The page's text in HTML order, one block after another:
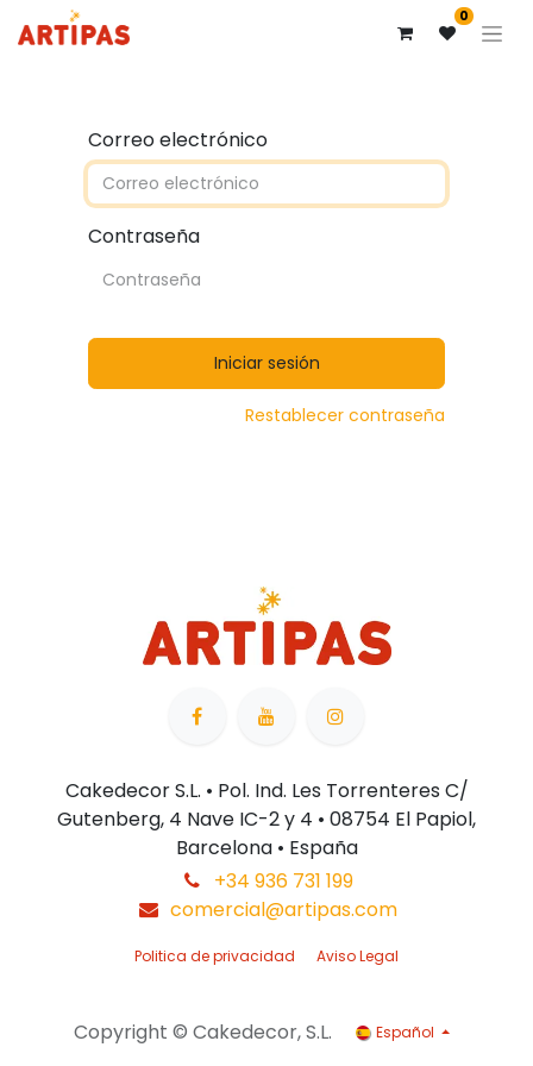
0
Correo electrónico
Contraseña
Iniciar sesión
Restablecer contraseña
Cakedecor S.L. • Pol. Ind. Les Torrenteres C/
Gutenberg, 4 Nave IC-2 y 4 • 08754 El Papiol,
Barcelona • España
+34 936 731 199
comercial@artipas.com
Politica de privacidad Aviso Legal
Copyright © Cakedecor, S.L. Español